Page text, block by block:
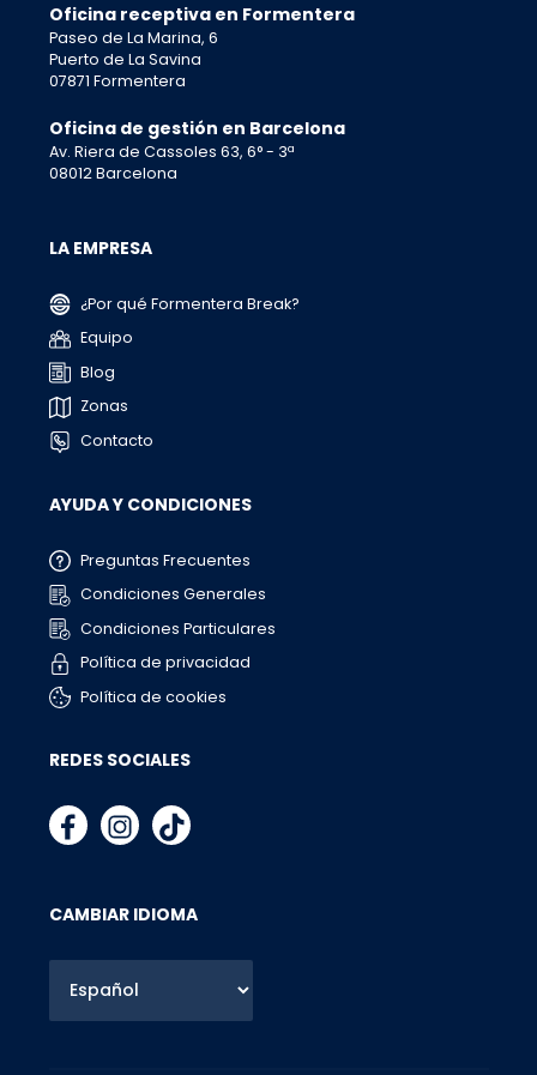
Oficina receptiva en Formentera
Paseo de La Marina, 6
Puerto de La Savina
07871 Formentera
Oficina de gestión en Barcelona
Av. Riera de Cassoles 63, 6° - 3ª
08012 Barcelona
LA EMPRESA
¿Por qué Formentera Break?
Equipo
Blog
Zonas
Contacto
AYUDA Y CONDICIONES
Preguntas Frecuentes
Condiciones Generales
Condiciones Particulares
Política de privacidad
Política de cookies
REDES SOCIALES
CAMBIAR IDIOMA